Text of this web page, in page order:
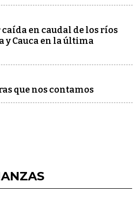
en caudal de los ríos
y Cauca en la última
que nos contamos